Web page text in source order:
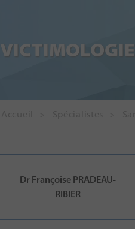
VICTIMOLOGIE
Dr Françoise PRADEAU-
RIBIER